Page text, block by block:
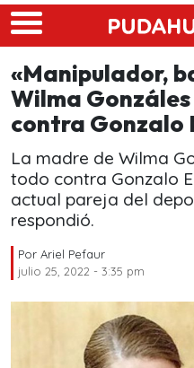
Skip to main content
«Manipulador,
Wilma
contra Gonzalo
La madre de Wilma
todo contra Gonzalo
actual pareja del
respondió.
Por Ariel Pefaur
julio 25, 2022 - 3:35 pm